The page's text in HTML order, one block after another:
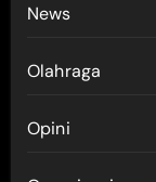
News
Olahraga
Opini